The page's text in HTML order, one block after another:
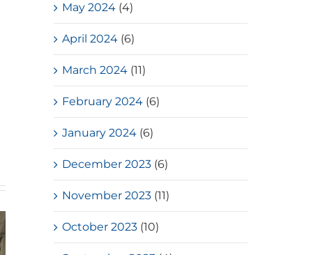
May 2024 (4)
April 2024 (6)
March 2024 (11)
February 2024 (6)
January 2024 (6)
December 2023 (6)
November 2023 (11)
October 2023 (10)